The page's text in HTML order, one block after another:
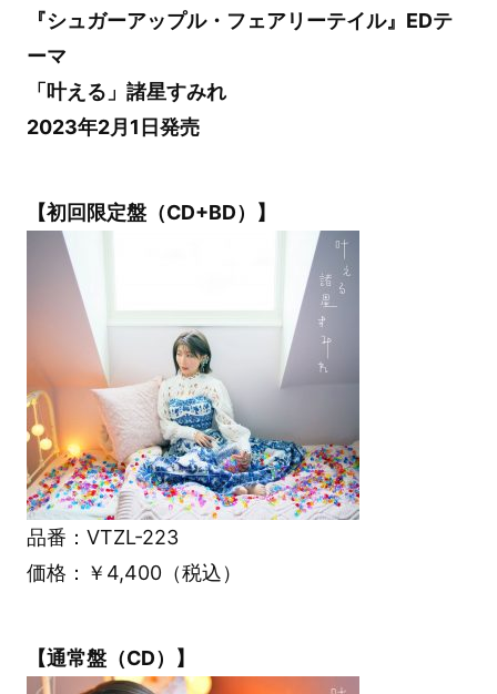
『シュガーアップル・フェアリーテイル』EDテ
ーマ
「叶える」諸星すみれ
2023年2月1日発売
【初回限定盤（CD+BD）】
品番：VTZL-223
価格：￥4,400（税込）
【通常盤（CD）】